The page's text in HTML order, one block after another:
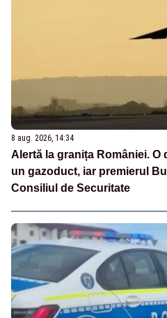
8 aug. 2026, 14:34
Alertă la granița României. O
un gazoduct, iar premierul
Consiliul de Securitate